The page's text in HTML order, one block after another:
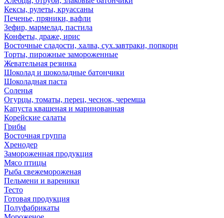
Кексы, рулеты, круассаны
Печенье, пряники, вафли
Зефир, мармелад, пастила
Конфеты, драже, ирис
Восточные сладости, халва, сух.завтраки, попкорн
Торты, пирожные замороженные
Жевательная резинка
Шоколад и шоколадные батончики
Шоколадная паста
Соленья
Огурцы, томаты, перец, чеснок, черемша
Капуста квашеная и маринованная
Корейские салаты
Грибы
Восточная группа
Хренодер
Замороженная продукция
Мясо птицы
Рыба свежемороженая
Пельмени и вареники
Тесто
Готовая продукция
Полуфабрикаты